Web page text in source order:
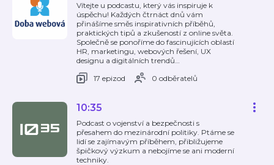
Vítejte u podcastu, který vás inspiruje k
úspěchu! Každých čtrnáct dnů vám
přinášíme směs inspirativních příběhů,
praktických tipů a zkušeností z online světa.
Společně se ponoříme do fascinujících oblastí
HR, marketingu, webových řešení, UX
designu a digitálních trendů…
17 epizod
0 odběratelů
10:35
Podcast o vojenství a bezpečnosti s
přesahem do mezinárodní politiky. Ptáme se
lidí se zajímavým příběhem, přibližujeme
špičkový výzkum a nebojíme se ani moderní
techniky.